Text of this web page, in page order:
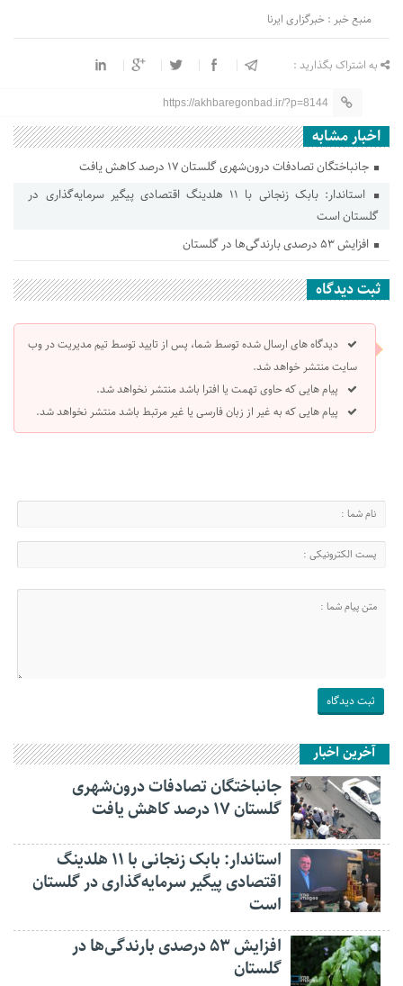
منبع خبر : خبرگزاری ایرنا
به اشتراک بگذارید :
https://akhbaregonbad.ir/?p=8144
اخبار مشابه
جانباختگان تصادفات درون‌شهری گلستان ۱۷ درصد کاهش یافت
استاندار: بابک زنجانی با ۱۱ هلدینگ اقتصادی پیگیر سرمایه‌گذاری در
گلستان است
افزایش ۵۳ درصدی بارندگی‌ها در گلستان
ثبت دیدگاه
دیدگاه های ارسال شده توسط شما، پس از تایید توسط تیم مدیریت در وب
سایت منتشر خواهد شد.
پیام هایی که حاوی تهمت یا افترا باشد منتشر نخواهد شد.
پیام هایی که به غیر از زبان فارسی یا غیر مرتبط باشد منتشر نخواهد شد.
آخرین اخبار
جانباختگان تصادفات درون‌شهری
گلستان ۱۷ درصد کاهش یافت
استاندار: بابک زنجانی با ۱۱ هلدینگ
اقتصادی پیگیر سرمایه‌گذاری در گلستان
است
افزایش ۵۳ درصدی بارندگی‌ها در
گلستان